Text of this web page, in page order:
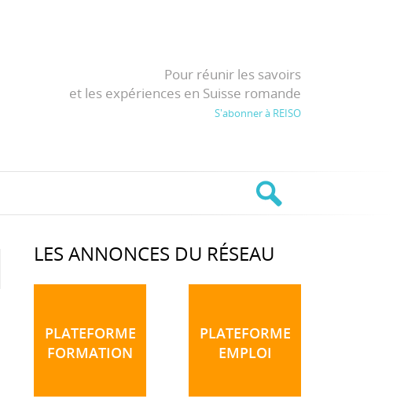
Pour réunir les savoirs
et les expériences en Suisse romande
S'abonner à REISO
LES ANNONCES DU RÉSEAU
PLATEFORME
FORMATION
PLATEFORME
EMPLOI